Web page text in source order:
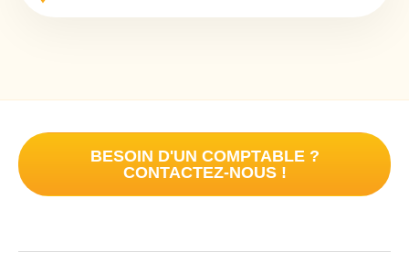
BESOIN D'UN COMPTABLE ?
CONTACTEZ-NOUS !